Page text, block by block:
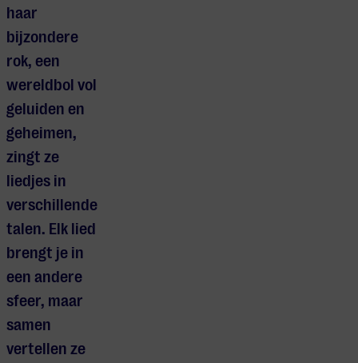
haar
bijzondere
rok, een
wereldbol vol
geluiden en
geheimen,
zingt ze
liedjes in
verschillende
talen. Elk lied
brengt je in
een andere
sfeer, maar
samen
vertellen ze